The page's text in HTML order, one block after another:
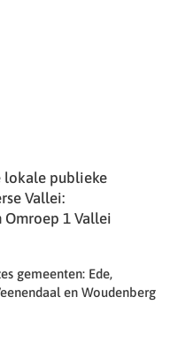
lokale publieke
Vallei:
Omroep 1 Vallei
gemeenten: Ede,
en Woudenberg